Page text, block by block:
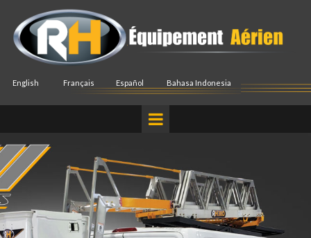
English Français Español Bahasa Indonesia